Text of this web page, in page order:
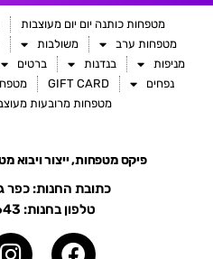
מטפחות כותנה יום יום מעוצבות
מטפחות ערב
משולבות
מניפות
בנדנות ברטים
נפחים
GIFT CARD
מטפחות מרובעות
פיקס מטפחות, ייצור ויבוא
כתובת החנות: כפר גלעדי
טלפון בחנות: 054-4530643